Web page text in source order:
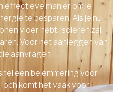
effectieve manier om je
te besparen. Als je nu
vloer hebt, isoleren zal
Voor het aanleggen van
aanvragen
een belemmering voor
komt het vaak voor